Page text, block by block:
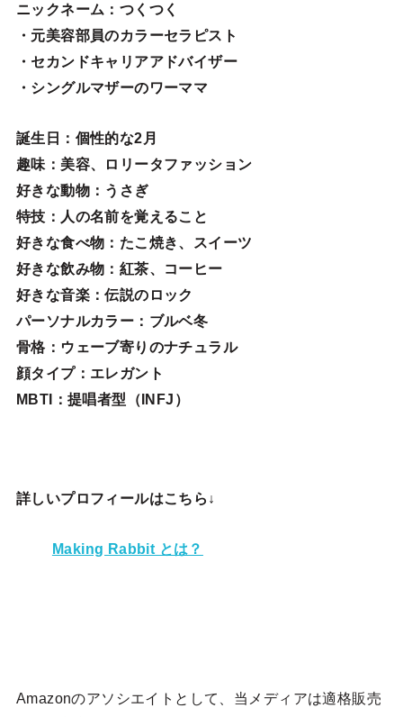
ニックネーム ：つくつく
・元美容部員のカラーセラピスト
・セカンドキャリアアドバイザー
・シングルマザーのワーママ
誕生日 ：個性的な2月
趣味 ：美容、ロリータファッション
好きな動物：うさぎ
特技 ：人の名前を覚えること
好きな食べ物 ：たこ焼き、スイーツ
好きな飲み物：紅茶、コーヒー
好きな音楽：伝説のロック
パーソナルカラー：ブルベ冬
骨格：ウェーブ寄りのナチュラル
顔タイプ：エレガン ト
MBTI：提唱者型（INFJ）
詳しいプロフィールはこちら↓
Making Rabbit とは？
Amazonのアソシエイトとして、当メディアは適格販売